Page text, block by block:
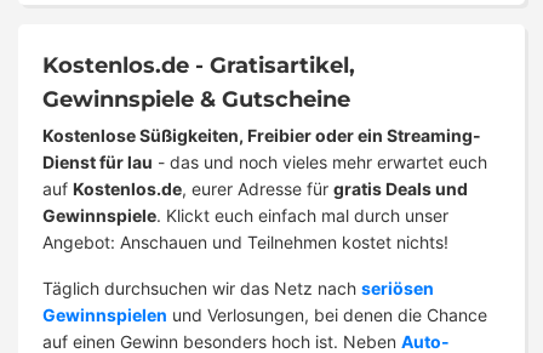
Kostenlos.de - Gratisartikel,
Gewinnspiele & Gutscheine
Kostenlose Süßigkeiten, Freibier oder ein Streaming-
Dienst für lau - das und noch vieles mehr erwartet euch
auf Kostenlos.de, eurer Adresse für gratis Deals und
Gewinnspiele. Klickt euch einfach mal durch unser
Angebot: Anschauen und Teilnehmen kostet nichts!
Täglich durchsuchen wir das Netz nach seriösen
Gewinnspielen und Verlosungen, bei denen die Chance
auf einen Gewinn besonders hoch ist. Neben Auto-